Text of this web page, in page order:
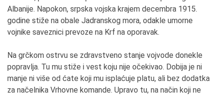
Albanije. Napokon, srpska vojska krajem decembra 1915.
godine stiže na obale Jadranskog mora, odakle umorne
vojnike saveznici prevoze na Krf na oporavak.
Na grčkom ostrvu se zdravstveno stanje vojvode donekle
popravlja. Tu mu stiže i vest koju nije očekivao. Dobija je ni
manje ni više od ćate koji mu isplaćuje platu, ali bez dodatka
za načelnika Vrhovne komande. Upravo tu, na način koji ne